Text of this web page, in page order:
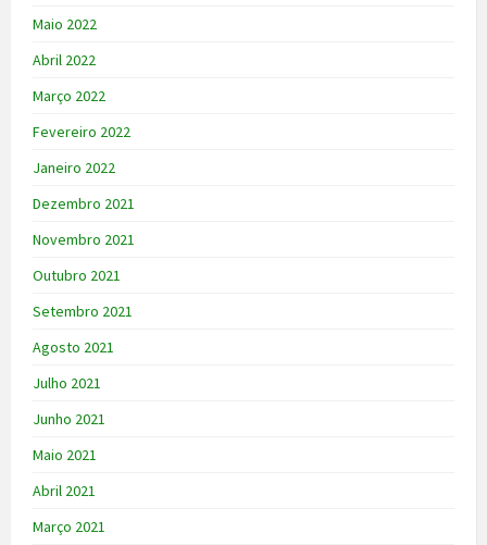
Maio 2022
Abril 2022
Março 2022
Fevereiro 2022
Janeiro 2022
Dezembro 2021
Novembro 2021
Outubro 2021
Setembro 2021
Agosto 2021
Julho 2021
Junho 2021
Maio 2021
Abril 2021
Março 2021